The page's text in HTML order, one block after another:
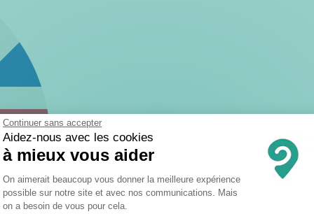
Continuer sans accepter
Aidez-nous avec les cookies
à mieux vous aider
Plateforme de Gestion du
On aimerait beaucoup vous donner la meilleure expérience
possible sur notre site et avec nos communications. Mais
on a besoin de vous pour cela.